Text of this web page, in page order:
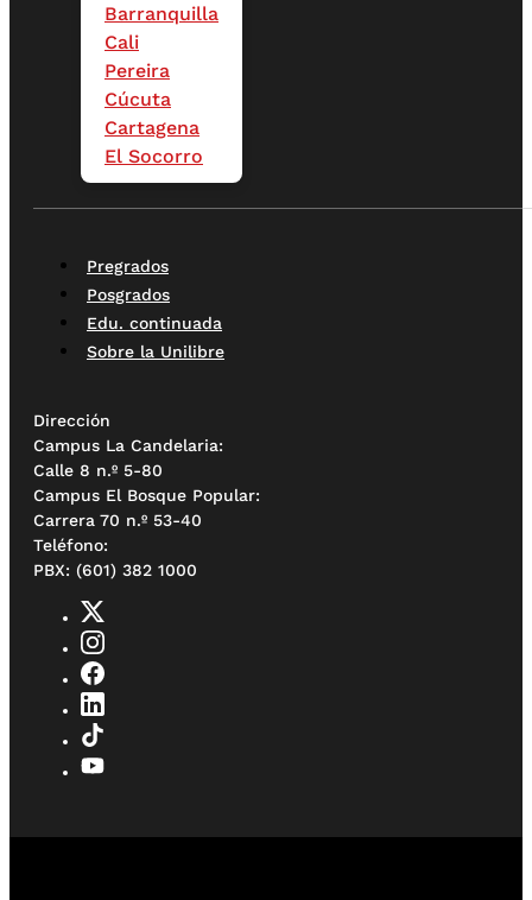
Barranquilla
Cali
Pereira
Cúcuta
Cartagena
El Socorro
Pregrados
Posgrados
Edu. continuada
Sobre la Unilibre
Dirección
Campus La Candelaria:
Calle 8 n.º 5-80
Campus El Bosque Popular:
Carrera 70 n.º 53-40
Teléfono:
PBX: (601) 382 1000